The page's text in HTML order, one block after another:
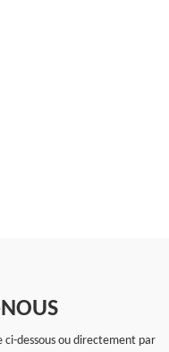
dessous ou directement par